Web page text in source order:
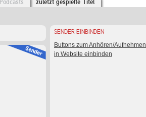
Podcasts zuletzt gespielte Titel
SENDER EINBINDEN
Buttons zum Anhören/Aufnehmen
in Website einbinden